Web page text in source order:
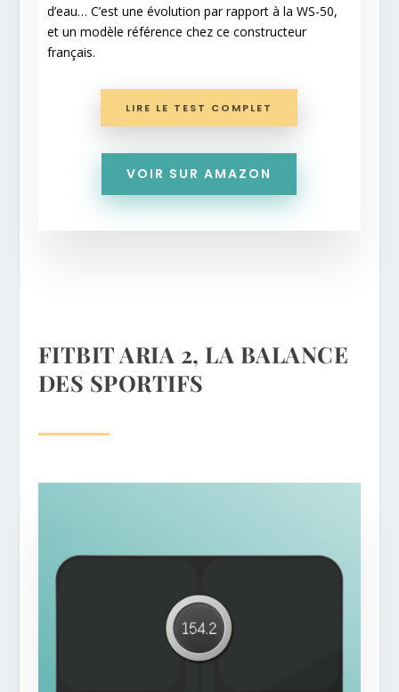
d’eau… C’est une évolution par rapport à la WS-50,
et un modèle référence chez ce constructeur
français.
LIRE LE TEST COMPLET
VOIR SUR AMAZON
FITBIT ARIA 2, LA BALANCE
DES SPORTIFS